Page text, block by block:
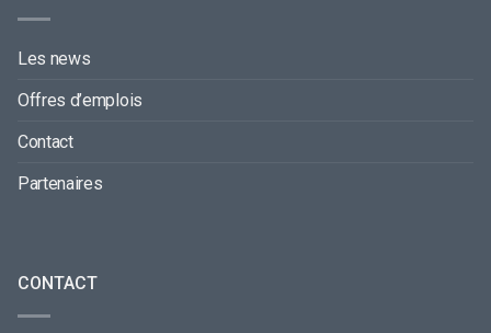
Les news
Offres d’emplois
Contact
Partenaires
CONTACT